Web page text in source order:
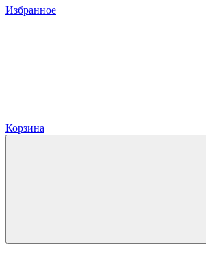
Избранное
Корзина